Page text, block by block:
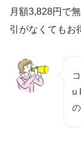
月額3,828円で
引がなくてもお
u